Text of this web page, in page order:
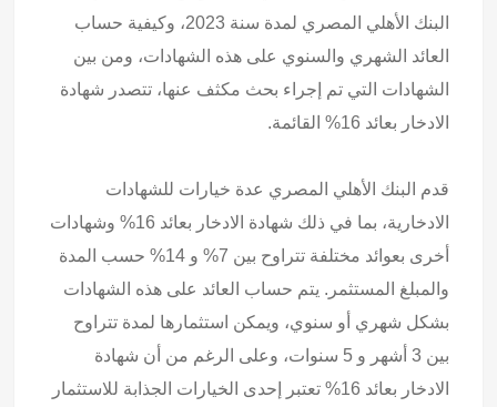
البنك الأهلي المصري لمدة سنة 2023، وكيفية حساب
العائد الشهري والسنوي على هذه الشهادات، ومن بين
الشهادات التي تم إجراء بحث مكثف عنها، تتصدر شهادة
الادخار بعائد 16% القائمة.
قدم البنك الأهلي المصري عدة خيارات للشهادات
الادخارية، بما في ذلك شهادة الادخار بعائد 16% وشهادات
أخرى بعوائد مختلفة تتراوح بين 7% و 14% حسب المدة
والمبلغ المستثمر. يتم حساب العائد على هذه الشهادات
بشكل شهري أو سنوي، ويمكن استثمارها لمدة تتراوح
بين 3 أشهر و 5 سنوات، وعلى الرغم من أن شهادة
الادخار بعائد 16% تعتبر إحدى الخيارات الجذابة للاستثمار